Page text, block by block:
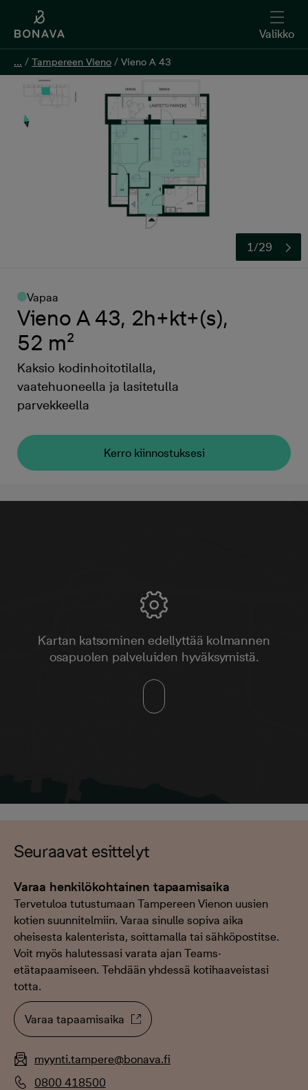
Valikko
... / Tampereen Vieno / Vieno A 43
1/29
Vapaa
Vieno A 43, 2h+kt+(s),
52 m²
Kaksio kodinhoitotilalla,
vaatehuoneella ja lasitetulla
parvekkeella
Kerro kiinnostuksesi
... / Tampereen Vieno / Vieno A 43
Kerro kiinnostuksesi
Kartan katsominen edellyttää kolmannen
osapuolen palveluiden hyväksymistä.
Seuraavat esittelyt
Varaa henkilökohtainen tapaamisaika
Tervetuloa tutustumaan Tampereen Vienon uusien
kotien suunnitelmiin. Varaa sinulle sopiva aika
oheisesta kalenterista, soittamalla tai sähköpostitse.
Voit myös halutessasi varata ajan Teams-
etätapaamiseen. Tehdään yhdessä kotihaaveistasi
totta.
Varaa tapaamisaika
myynti.tampere@bonava.fi
0800 418500